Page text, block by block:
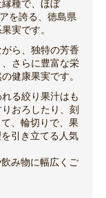
種で、ほぼ
を誇る、徳島県
実です。
ら、独特の芳香
さらに豊富な栄
健康果実です。
る絞り果汁はも
おろしたり、刻
、輪切りで、果
引き立てる人気
み物に幅広くご